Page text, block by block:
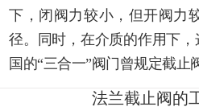
下，闭阀力较小，但开阀力
径。同时，在介质的作用下
国的“三合一”阀门曾规定截止
法兰截止阀的